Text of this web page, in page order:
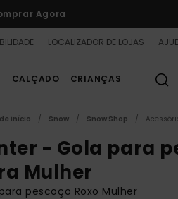
Agora
LOCALIZADOR DE LOJAS
CALÇADO CRIANÇAS
início Snow Snow Shop
- Gola para
Mulher
pescoço Roxo Mulher